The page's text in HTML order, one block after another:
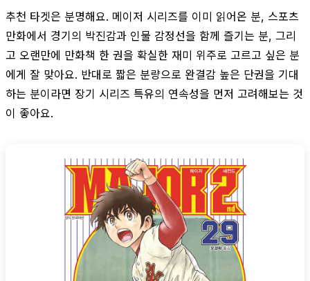
추천 타겟은 분명해요. 메이저 시리즈를 이미 읽어온 분, 스포츠
만화에서 경기의 박진감과 인물 감정선을 함께 즐기는 분, 그리
고 오랜만에 만화책 한 권을 확실한 재미 위주로 고르고 싶은 분
에게 잘 맞아요. 반대로 짧은 분량으로 완결감 높은 단권을 기대
하는 분이라면 장기 시리즈 특유의 연속성을 먼저 고려해보는 것
이 좋아요.